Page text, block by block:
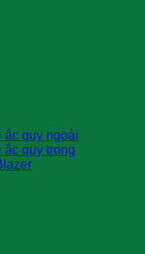
ắc quy ngoài
quy trong